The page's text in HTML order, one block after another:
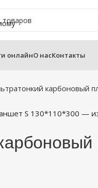
онлайнО насКонтакты
карбоновый